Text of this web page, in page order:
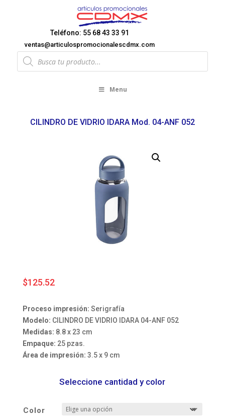
Teléfono: 55 68 43 33 91
ventas@articulospromocionalescdmx.com
Products
search
Menu
CILINDRO DE VIDRIO IDARA Mod. 04-ANF 052
$125.52
Proceso impresión: Serigrafía
Modelo: CILINDRO DE VIDRIO IDARA 04-ANF 052
Medidas: 8.8 x 23 cm
Empaque: 25 pzas.
Área de impresión: 3.5 x 9 cm
Seleccione cantidad y color
Color